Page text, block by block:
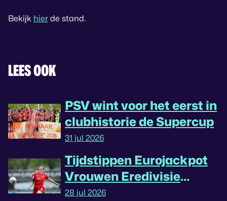
Bekijk hier de stand.
LEES OOK
PSV wint voor het eerst in
clubhistorie de Supercup
31 jul 2026
Tijdstippen Eurojackpot
Vrouwen Eredivisie
omgedraaid
28 jul 2026